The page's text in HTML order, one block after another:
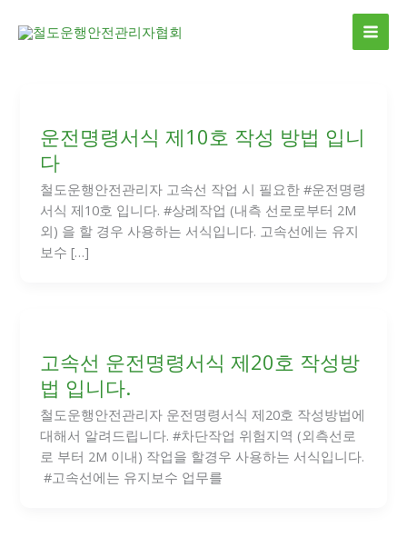
운전명령서식 제10호 작성 방법 입니
다
철도운행안전관리자 고속선 작업 시 필요한 #운전명령
서식 제10호 입니다. #상례작업 (내측 선로로부터 2M
외) 을 할 경우 사용하는 서식입니다. 고속선에는 유지
보수 […]
고속선 운전명령서식 제20호 작성방
법 입니다.
철도운행안전관리자 운전명령서식 제20호 작성방법에
대해서 알려드립니다. #차단작업 위험지역 (외측선로
로 부터 2M 이내) 작업을 할경우 사용하는 서식입니다.
​ #고속선에는 유지보수 업무를